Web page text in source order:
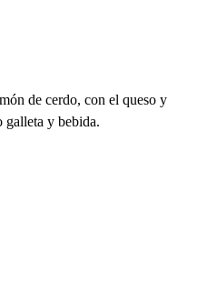
de cerdo, con el queso y
galleta y bebida.